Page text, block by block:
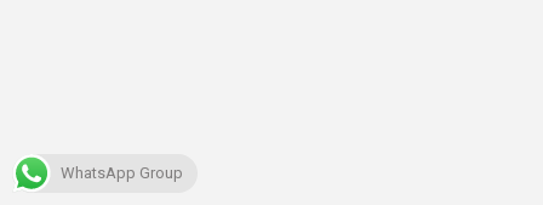
WhatsApp Group